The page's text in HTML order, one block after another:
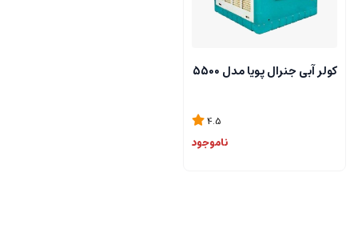
کولر آبی جنرال پویا مدل 5500
4.5
ناموجود